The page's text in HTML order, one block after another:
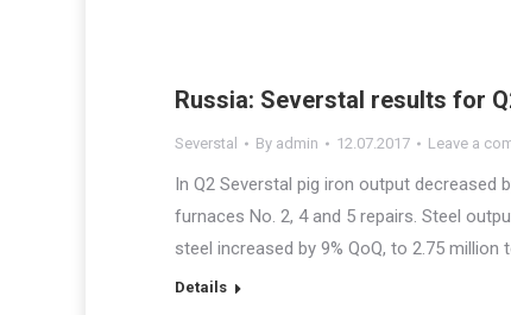
Russia: Severstal results for
Severstal By admin 12.07.2017 Leave a
In Q2 Severstal pig iron output decreased
furnaces No. 2, 4 and 5 repairs. Steel
steel increased by 9% QoQ, to 2.75
Details